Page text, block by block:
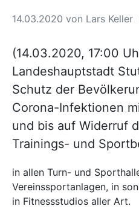
14.03.2020 von Lars Keller
(14.03.2020, 17:00
Landeshauptstadt
Schutz der
Corona-Infektionen
und bis auf Widerruf
Trainings- und
in allen Turn- und
Vereinssportanlagen, in
in Fitnessstudios aller Art.